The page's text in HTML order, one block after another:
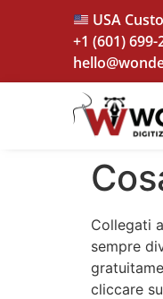
USA
+1 (601) 699-
Collegati
sempre
cliccare